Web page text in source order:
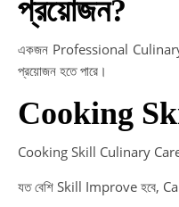
প্রয়োজন?
একজন Professional Culinary
প্রয়োজন হতে পারে।
Cooking
Cooking Skill Culinary
যত বেশি Skill Improve হবে,